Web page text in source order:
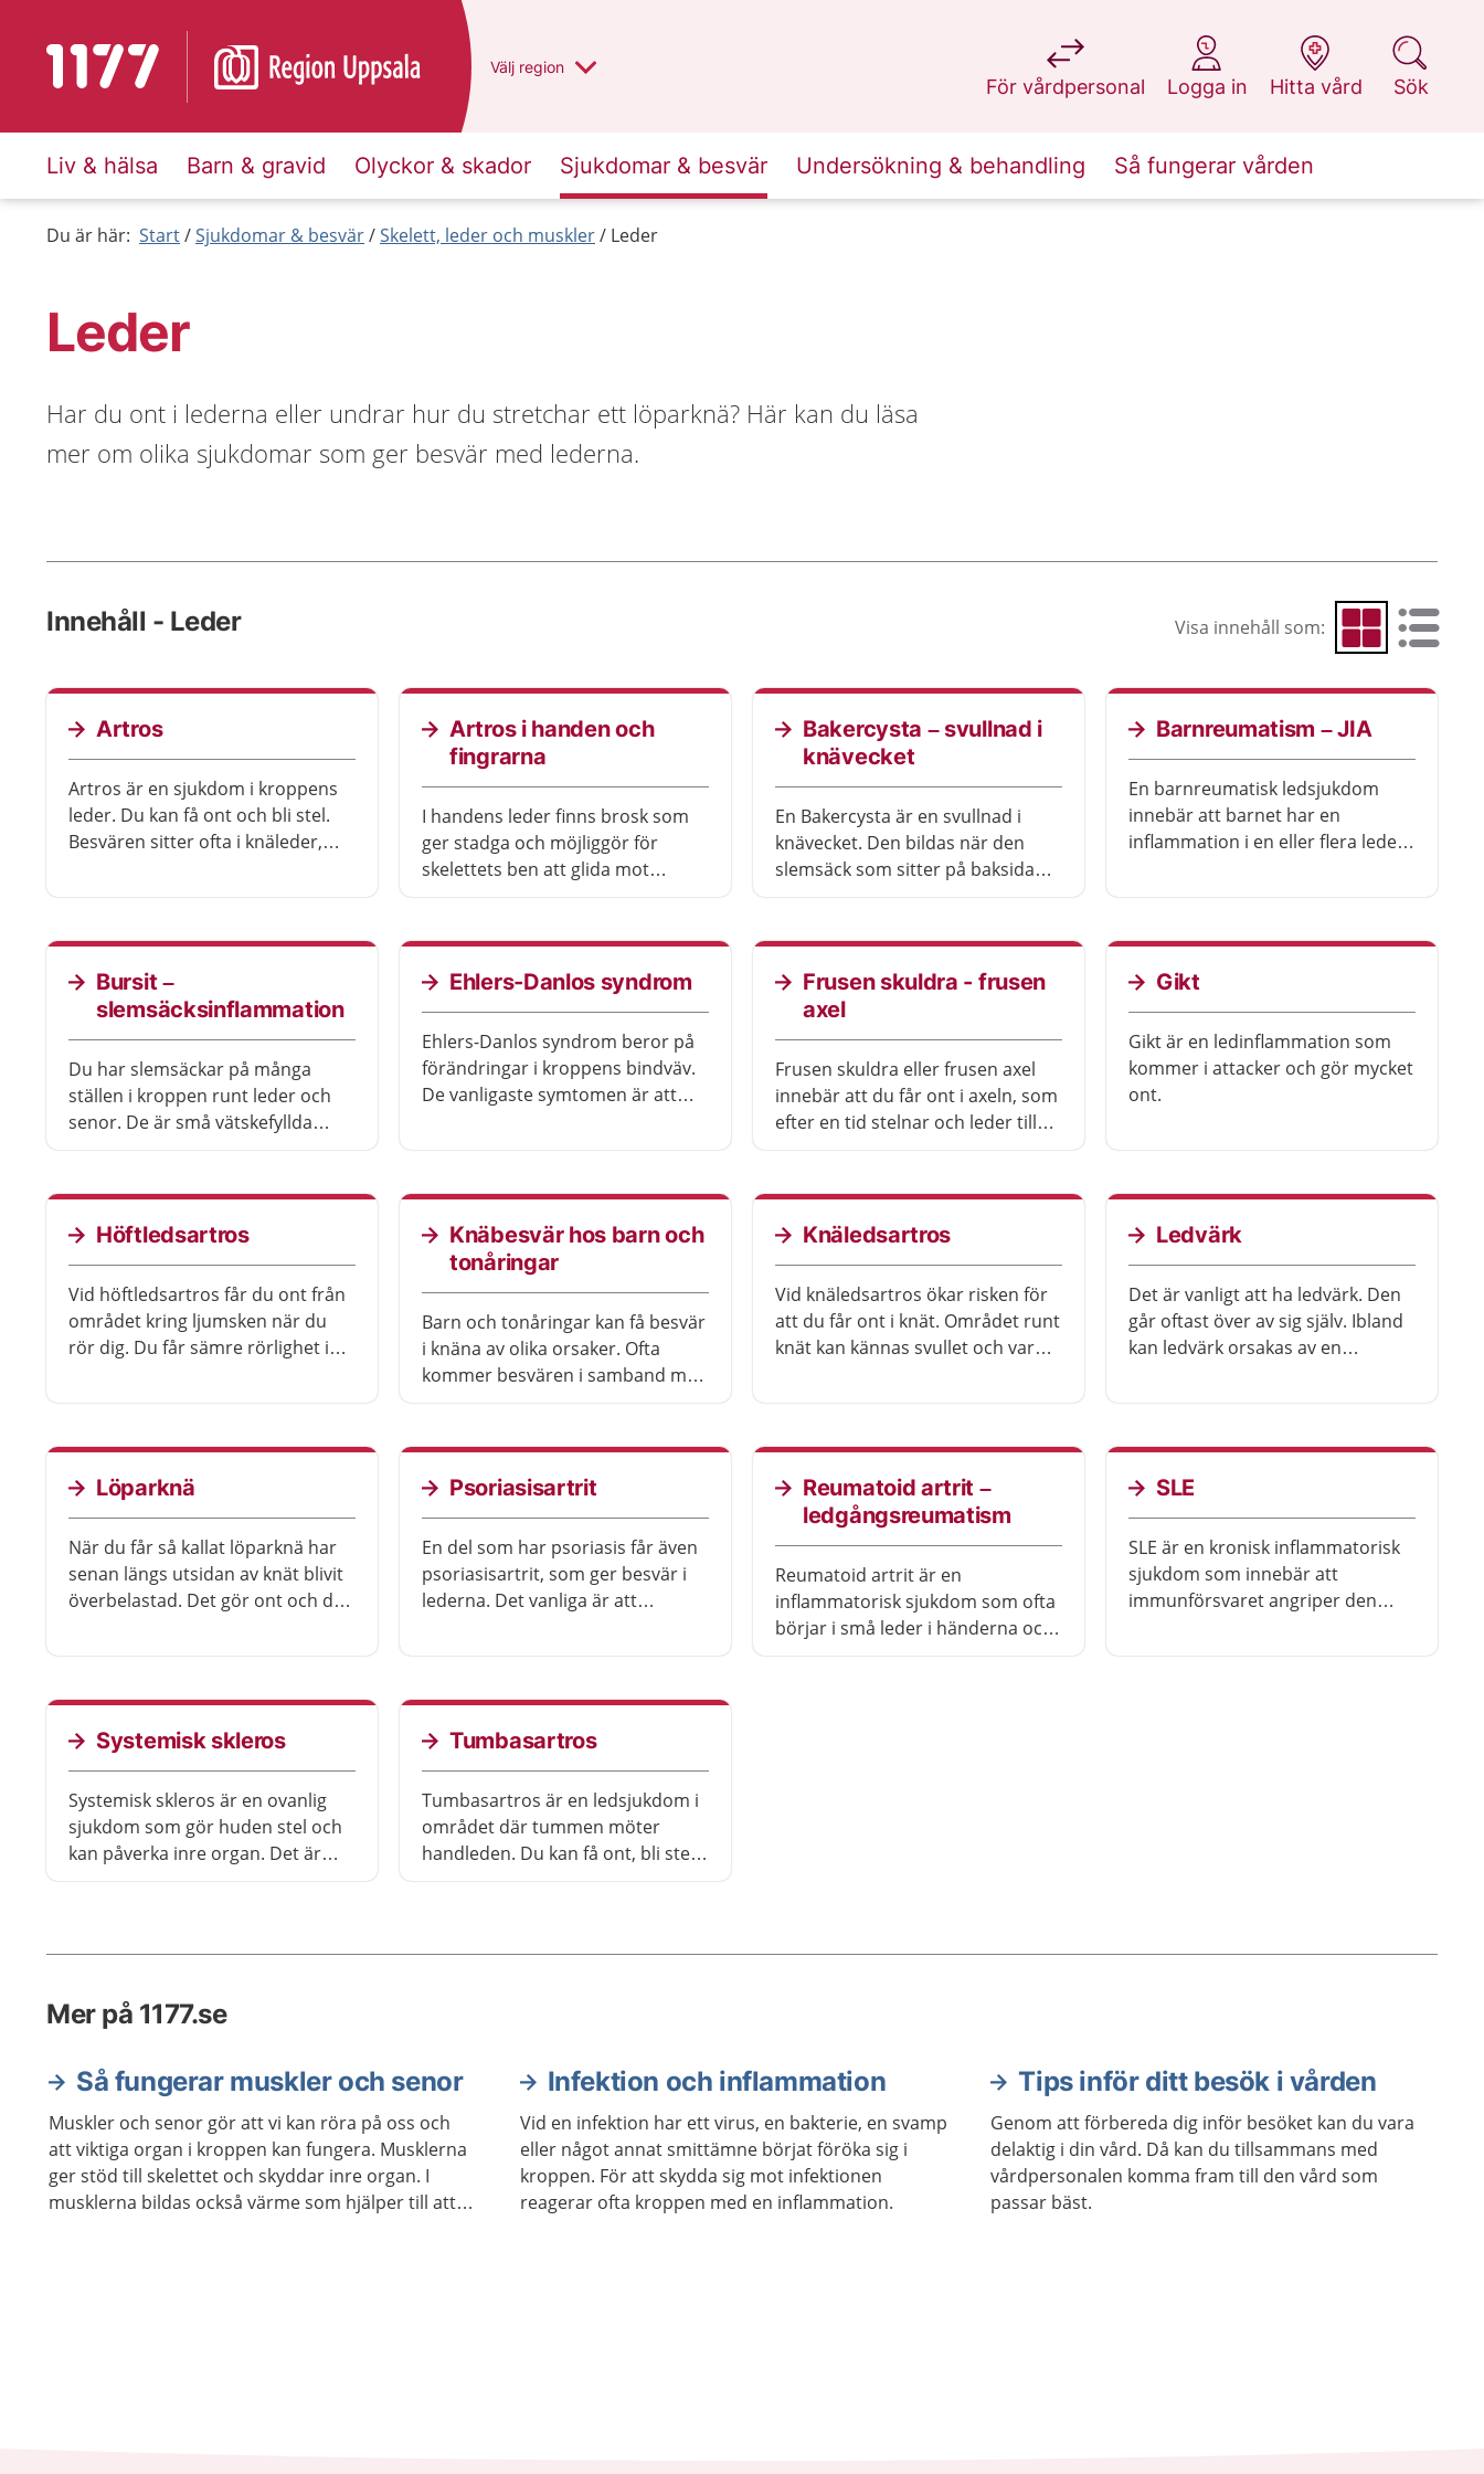
Till startsidan för 1177 Du har valt region
Välj en annan
region
För vårdpersonal
på 1177.se
Logga in
på 1177.se
Hitta vård
på 1177.se
Sök
på 1177.se
Liv & hälsa Barn & gravid Olyckor & skador Sjukdomar & besvär Undersökning & behandling Så fungerar vården
Du är här: Start Sjukdomar & besvär Skelett, leder och muskler Leder
Leder
Har du ont i lederna eller undrar hur du stretchar ett löparknä? Här kan du läsa
mer om olika sjukdomar som ger besvär med lederna.
Innehåll - Leder Visa innehåll som: Visa som rutnät
Visa som
Artros
Artros är en sjukdom i kroppens
leder. Du kan få ont och bli stel.
Besvären sitter ofta i knäleder,
Artros i handen och
fingrarna
I handens leder finns brosk som
ger stadga och möjliggör för
skelettets ben att glida mot
Du kan få ont och svårt att greppa
saker. Det finns behandling som
Bakercysta – svullnad i
knävecket
En Bakercysta är en svullnad i
knävecket. Den bildas när den
slemsäck som sitter på baksidan
Barnreumatism – JIA
En barnreumatisk ledsjukdom
innebär att barnet har en
inflammation i en eller flera leder.
Bursit –
slemsäcksinflammation
Du har slemsäckar på många
ställen i kroppen runt leder och
senor. De är små vätskefyllda
rörelserna. Slemsäckarna kan bli
irriterade om en led eller sena
för ett långvarigt tryck.
Ehlers-Danlos syndrom
Ehlers-Danlos syndrom beror på
förändringar i kroppens bindväv.
De vanligaste symtomen är att
kroppen. Det finns mycket du kan
göra för att lindra besvären.
Frusen skuldra - frusen
axel
Frusen skuldra eller frusen axel
innebär att du får ont i axeln, som
efter en tid stelnar och leder till
Gikt
Gikt är en ledinflammation som
kommer i attacker och gör mycket
ont.
Höftledsartros
Vid höftledsartros får du ont från
området kring ljumsken när du
rör dig. Du får sämre rörlighet i
kunskap.
Knäbesvär hos barn och
tonåringar
Barn och tonåringar kan få besvär
i knäna av olika orsaker. Ofta
kommer besvären i samband med
ömt. Oftast går besvären över av
sig själv.
Knäledsartros
Vid knäledsartros ökar risken för
att du får ont i knät. Området runt
knät kan kännas svullet och varmt.
Ledvärk
Det är vanligt att ha ledvärk. Den
går oftast över av sig själv. Ibland
kan ledvärk orsakas av en
Löparknä
När du får så kallat löparknä har
senan längs utsidan av knät blivit
överbelastad. Det gör ont och det
Psoriasisartrit
En del som har psoriasis får även
psoriasisartrit, som ger besvär i
lederna. Det vanliga är att
behandling som hjälper.
Reumatoid artrit –
ledgångsreumatism
Reumatoid artrit är en
inflammatorisk sjukdom som ofta
börjar i små leder i händerna och
SLE
SLE är en kronisk inflammatorisk
sjukdom som innebär att
immunförsvaret angriper den
Systemisk skleros
Systemisk skleros är en ovanlig
sjukdom som gör huden stel och
kan påverka inre organ. Det är
blodcirkulationen
Tumbasartros
Tumbasartros är en ledsjukdom i
området där tummen möter
handleden. Du kan få ont, bli stel
Mer på 1177.se
Så fungerar muskler och senor
Muskler och senor gör att vi kan röra på oss och
att viktiga organ i kroppen kan fungera. Musklerna
ger stöd till skelettet och skyddar inre organ. I
musklerna bildas också värme som hjälper till att
Infektion och inflammation
Vid en infektion har ett virus, en bakterie, en svamp
eller något annat smittämne börjat föröka sig i
kroppen. För att skydda sig mot infektionen
reagerar ofta kroppen med en inflammation.
Tips inför ditt besök i vården
Genom att förbereda dig inför besöket kan du vara
delaktig i din vård. Då kan du tillsammans med
vårdpersonalen komma fram till den vård som
passar bäst.